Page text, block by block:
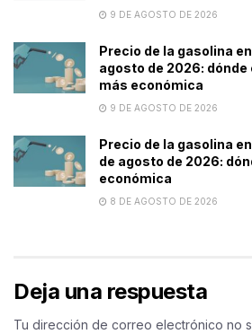
9 DE AGOSTO DE 2026
Precio de la gasolina
agosto de 2026:
más económica
9 DE AGOSTO DE 2026
Precio de la gasolina
de agosto de 2026:
económica
8 DE AGOSTO DE 2026
Deja una respuesta
Tu dirección de correo electrónico no